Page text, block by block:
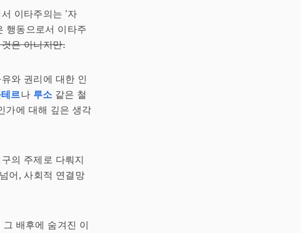
이타주의는 '자
행동으로서 이타주
은 아니지만.
와 권리에 대한 인
르나 루소 같은 철
가에 대해 깊은 생각
의 주제로 다뤄지
어, 사회적 연결망
배후에 숨겨진 이